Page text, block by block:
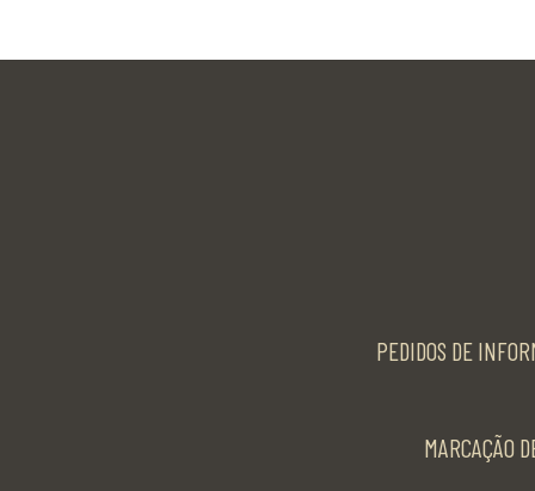
PEDIDOS DE
MARCAÇÃO